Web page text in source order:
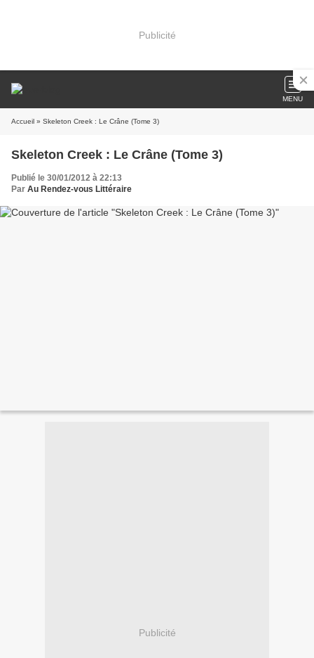
Publicité
MENU
Accueil » Skeleton Creek : Le Crâne (Tome 3)
Skeleton Creek : Le Crâne (Tome 3)
Publié le 30/01/2012 à 22:13
Par Au Rendez-vous Littéraire
Publicité